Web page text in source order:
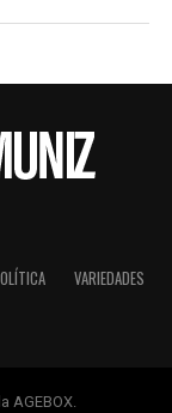
VARIEDADES
AGEBOX.